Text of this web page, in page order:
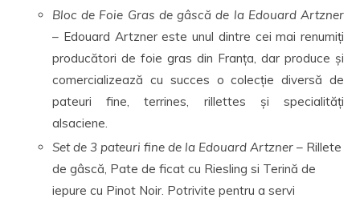
Bloc de Foie Gras de gâscă de la Edouard Artzner
– Edouard Artzner este unul dintre cei mai renumiți
producători de foie gras din Franța, dar produce și
comercializează cu succes o colecție diversă de
pateuri fine, terrines, rillettes și specialități
alsaciene.
Set de 3 pateuri fine de la Edouard Artzner – Rillete
de gâscă, Pate de ficat cu Riesling si Terină de
iepure cu Pinot Noir. Potrivite pentru a servi